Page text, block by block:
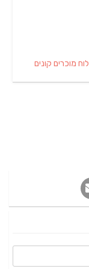
Categories
לוח מוכרים קונים